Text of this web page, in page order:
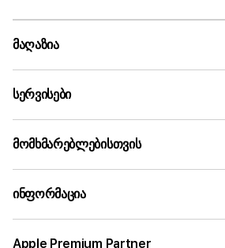
მაღაზია
სერვისები
მომხმარებლებისთვის
ინფორმაცია
Apple Premium Partner